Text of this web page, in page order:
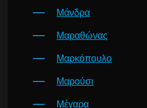
Μάνδρα
Μαραθώνας
Μαρκόπουλο
Μαρούσι
Μέγαρα